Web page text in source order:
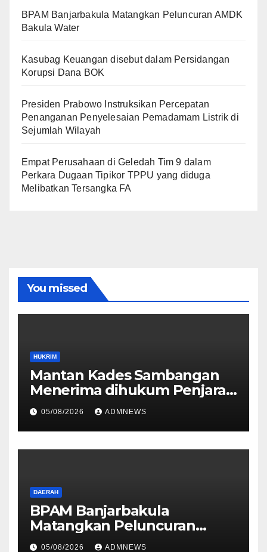
BPAM Banjarbakula Matangkan Peluncuran AMDK
Bakula Water
Kasubag Keuangan disebut dalam Persidangan
Korupsi Dana BOK
Presiden Prabowo Instruksikan Percepatan
Penanganan Penyelesaian Pemadamam Listrik di
Sejumlah Wilayah
Empat Perusahaan di Geledah Tim 9 dalam
Perkara Dugaan Tipikor TPPU yang diduga
Melibatkan Tersangka FA
You missed
HUKRIM
Mantan Kades Sambangan
Menerima dihukum Penjara 1
tahun 4 Bulan
05/08/2026 ADMNEWS
DAERAH
BPAM Banjarbakula
Matangkan Peluncuran
AMDK Bakula Water
05/08/2026 ADMNEWS